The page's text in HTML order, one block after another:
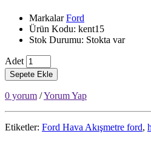
MarkalarFord
Ürün Kodu: kent15
Stok Durumu: Stokta var
Adet
Sepete Ekle
0 yorum /Yorum Yap
Etiketler: Ford Hava Akışmetre ford,